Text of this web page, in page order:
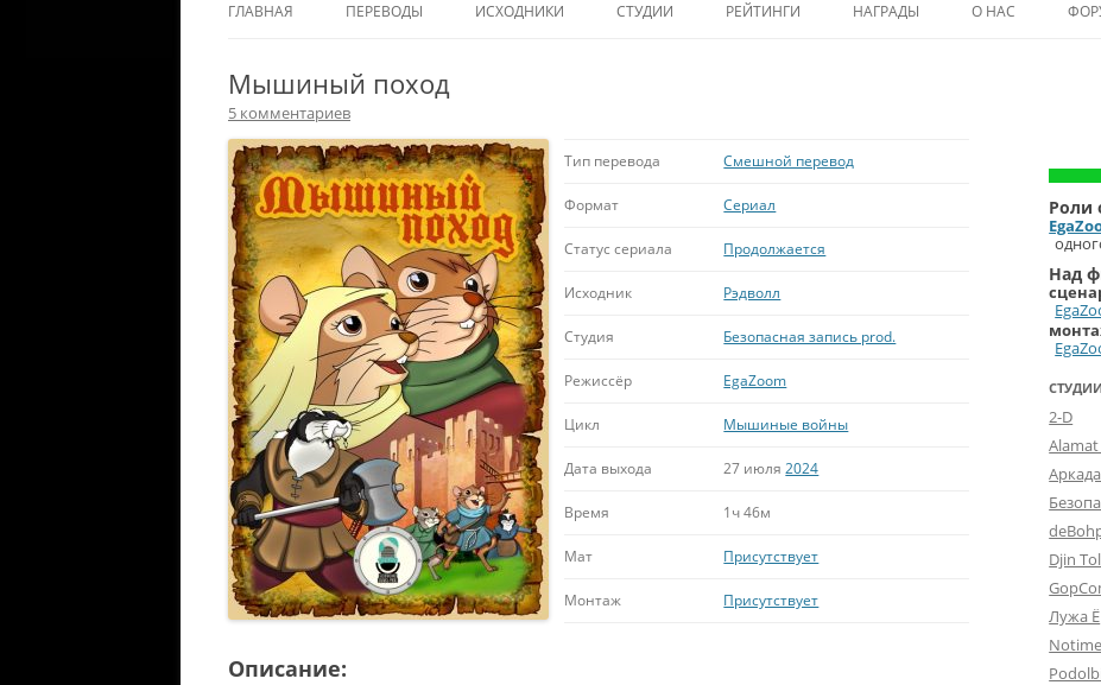
ГЛАВНАЯ ПЕРЕВОДЫ ИСХОДНИКИ СТУДИИ РЕЙТИНГИ НАГРАДЫ О НАС
ИСТОРИЯ
Мышиный поход
5 комментариев
Тип перевода Смешной перевод
Формат Сериал
Статус сериала Продолжается
Исходник Рэдволл
Студия Безопасная запись prod.
Режиссёр EgaZoom
Цикл Мышиные войны
Дата выхода 27 июля2024
Время 1ч 46м
Мат Присутствует
Монтаж Присутствует
Описание:
Роли
Над
2-D
Djin
Лужа Ё